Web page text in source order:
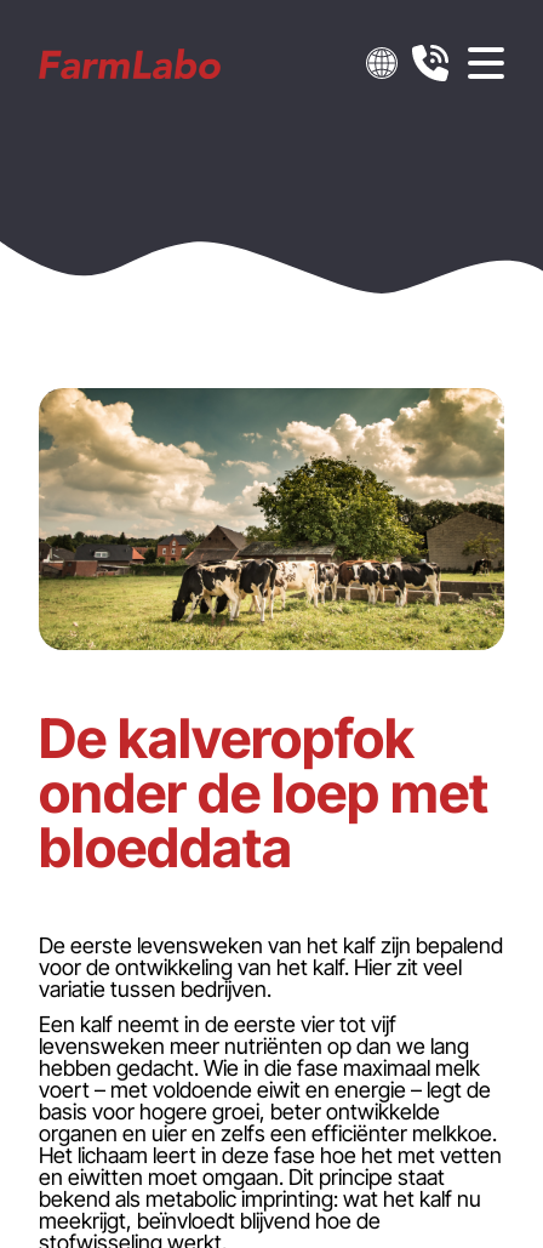
De kalveropfok
onder de loep met
bloeddata
De eerste levensweken van het kalf zijn bepalend
voor de ontwikkeling van het kalf. Hier zit veel
variatie tussen bedrijven.
Een kalf neemt in de eerste vier tot vijf
levensweken meer nutriënten op dan we lang
hebben gedacht. Wie in die fase maximaal melk
voert – met voldoende eiwit en energie – legt de
basis voor hogere groei, beter ontwikkelde
organen en uier en zelfs een efficiënter melkkoe.
Het lichaam leert in deze fase hoe het met vetten
en eiwitten moet omgaan. Dit principe staat
bekend als metabolic imprinting: wat het kalf nu
meekrijgt, beïnvloedt blijvend hoe de
stofwisseling werkt.